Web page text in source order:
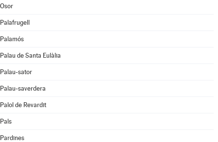
Osor
Palafrugell
Palamós
Palau de Santa Eulàlia
Palau-sator
Palau-saverdera
Palol de Revardit
Pals
Pardines